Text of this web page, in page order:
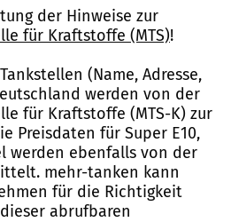
der Hinweise zur
für Kraftstoffe (MTS)!
(Name, Adresse,
werden von der
für Kraftstoffe (MTS-K) zur
Preisdaten für Super E10,
werden ebenfalls von der
mehr-tanken kann
für die Richtigkeit
abrufbaren